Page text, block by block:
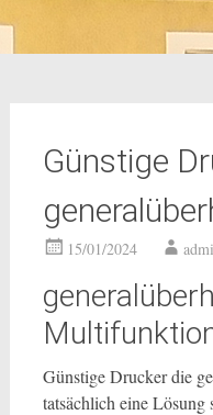
Günstige
15/01/2024
Günstige Drucker die
tatsächlich eine